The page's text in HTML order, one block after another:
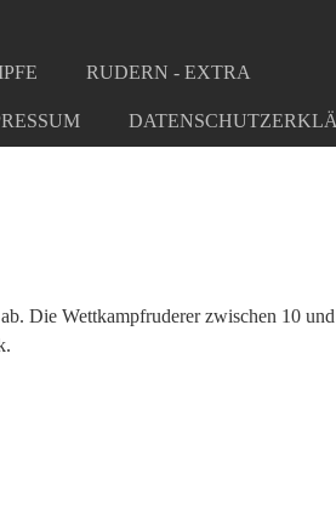
RUDERN - EXTRA
Die Wettkampfruderer zwischen 10